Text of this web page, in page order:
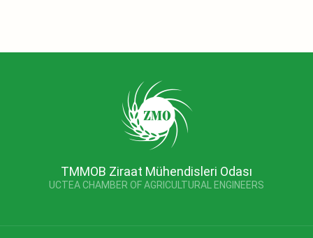
TMMOB Ziraat Mühendisleri Odası
UCTEA CHAMBER OF AGRICULTURAL ENGINEERS